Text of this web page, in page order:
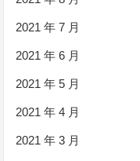
2021 年 7 月
2021 年 6 月
2021 年 5 月
2021 年 4 月
2021 年 3 月